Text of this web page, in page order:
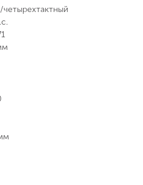
четырехтактный